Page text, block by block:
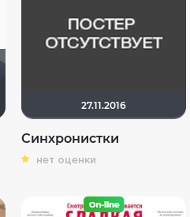
27.11.2016
Синхронистки
нет оценки